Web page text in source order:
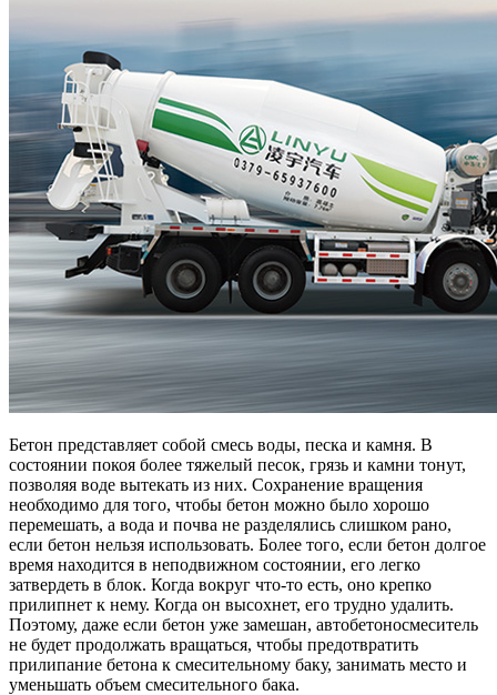
Бетон представляет собой смесь воды, песка и камня. В
состоянии покоя более тяжелый песок, грязь и камни тонут,
позволяя воде вытекать из них. Сохранение вращения
необходимо для того, чтобы бетон можно было хорошо
перемешать, а вода и почва не разделялись слишком рано,
если бетон нельзя использовать. Более того, если бетон долгое
время находится в неподвижном состоянии, его легко
затвердеть в блок. Когда вокруг что-то есть, оно крепко
прилипнет к нему. Когда он высохнет, его трудно удалить.
Поэтому, даже если бетон уже замешан, автобетоносмеситель
не будет продолжать вращаться, чтобы предотвратить
прилипание бетона к смесительному баку, занимать место и
уменьшать объем смесительного бака.